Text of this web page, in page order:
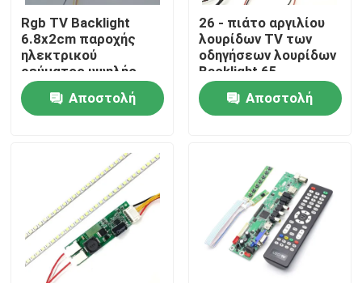
Σπίτι
Προϊόντα
Σχετικά με εμάς
Επισκεψή εργοστασίου
Έλεγχος Ποιότητας
Επικοινωνήστε μαζί μας
Rgb TV Backlight
6.8x2cm παροχής
ηλεκτρικού
ρεύματος υψηλής
τάσης μετατροπέας
Αποστολή
26 - πιάτο αργιλίου
λουρίδων TV των
οδηγήσεων λουρίδων
Backlight 65
οδηγήσεων ίντσας
Αποστολή